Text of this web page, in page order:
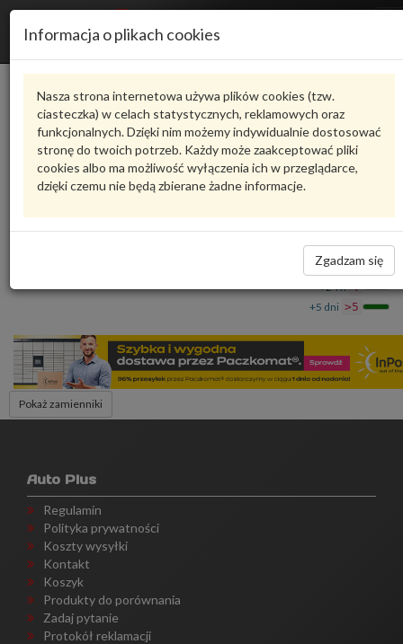
Informacja o plikach cookies
Nasza strona internetowa używa plików cookies (tzw.
ciasteczka) w celach statystycznych, reklamowych oraz
funkcjonalnych. Dzięki nim możemy indywidualnie dostosować
stronę do twoich potrzeb. Każdy może zaakceptować pliki
cookies albo ma możliwość wyłączenia ich w przeglądarce,
dzięki czemu nie będą zbierane żadne informacje.
Zgadzam się
Karta produktu
HFB381086VAG
VAG - produkt oryginalny VW AUDI SEAT SKODA
Lakier w sprayu 4K4K F8H 9202 HFB381086 VAG
71,50 zł
Dostępność
Wrocław 0
+24 h 4
+5 dni >5
Pokaż zamienniki
Auto Plus
Regulamin
Polityka prywatności
Koszty wysyłki
Kontakt
Koszyk
Produkty do porównania
Zadaj pytanie
Protokół reklamacji